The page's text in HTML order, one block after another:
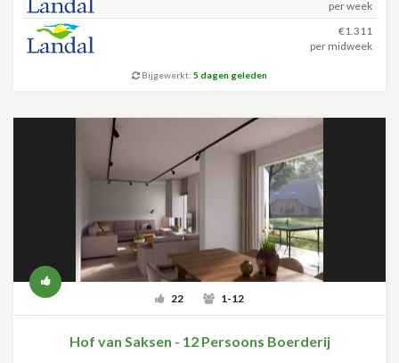
per week
€1.311
per midweek
Bijgewerkt: 5 dagen geleden
22 1-12
Hof van Saksen - 12 Persoons Boerderij